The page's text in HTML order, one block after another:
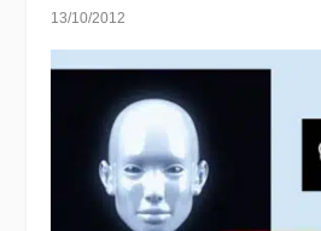
13/10/2012